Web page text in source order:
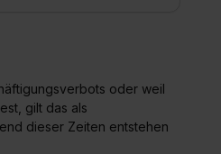
oder weil
gilt das als
dieser Zeiten entstehen